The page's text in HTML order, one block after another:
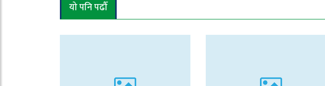
यो पनि पढौँ